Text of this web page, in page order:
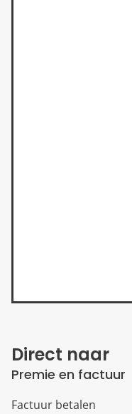
Direct naar
Premie en factuur
Factuur betalen